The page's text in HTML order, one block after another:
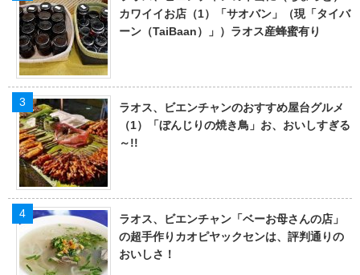
カワイイお店（1）「サオバン」（現「タイバ
ーン（TaiBaan）」）ラオス産蜂蜜有り
ラオス、ビエンチャンのおすすめ屋台グルメ
（1）「ぼんじりの焼き鳥」お、おいしすぎる
～!!
ラオス、ビエンチャン「ベーお母さんの店」
の超手作りカオピヤックセンは、評判通りの
おいしさ！